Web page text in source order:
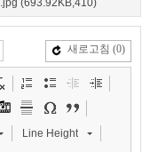
새로고침 (0)
Line Height